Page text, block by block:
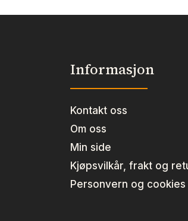
Informasjon
Kontakt oss
Om oss
Min side
Kjøpsvilkår, frakt og
Personvern og cookies